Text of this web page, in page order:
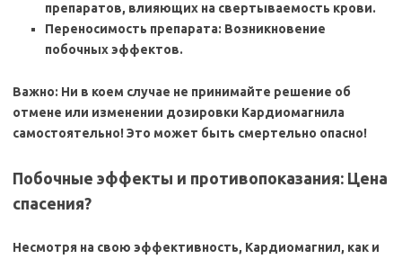
препаратов, влияющих на свертываемость крови.
Переносимость препарата: Возникновение
побочных эффектов.
Важно: Ни в коем случае не принимайте решение об
отмене или изменении дозировки Кардиомагнила
самостоятельно! Это может быть смертельно опасно!
Побочные эффекты и противопоказания: Цена
спасения?
Несмотря на свою эффективность, Кардиомагнил, как и